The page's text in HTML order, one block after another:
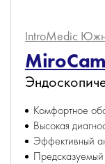
IntroMedic
MiroCam
Комфортное
Высокая
Эффективный